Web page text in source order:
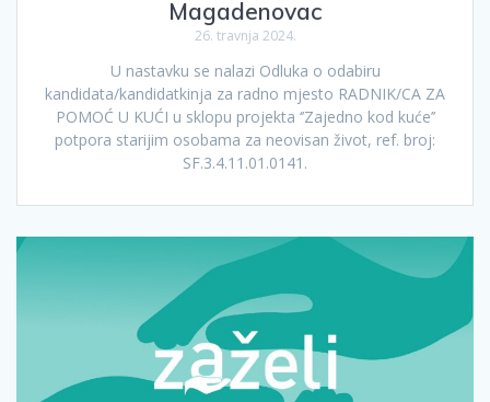
Magadenovac
26. travnja 2024.
U nastavku se nalazi Odluka o odabiru
kandidata/kandidatkinja za radno mjesto RADNIK/CA ZA
POMOĆ U KUĆI u sklopu projekta ‘’Zajedno kod kuće’’
potpora starijim osobama za neovisan život, ref. broj:
SF.3.4.11.01.0141.